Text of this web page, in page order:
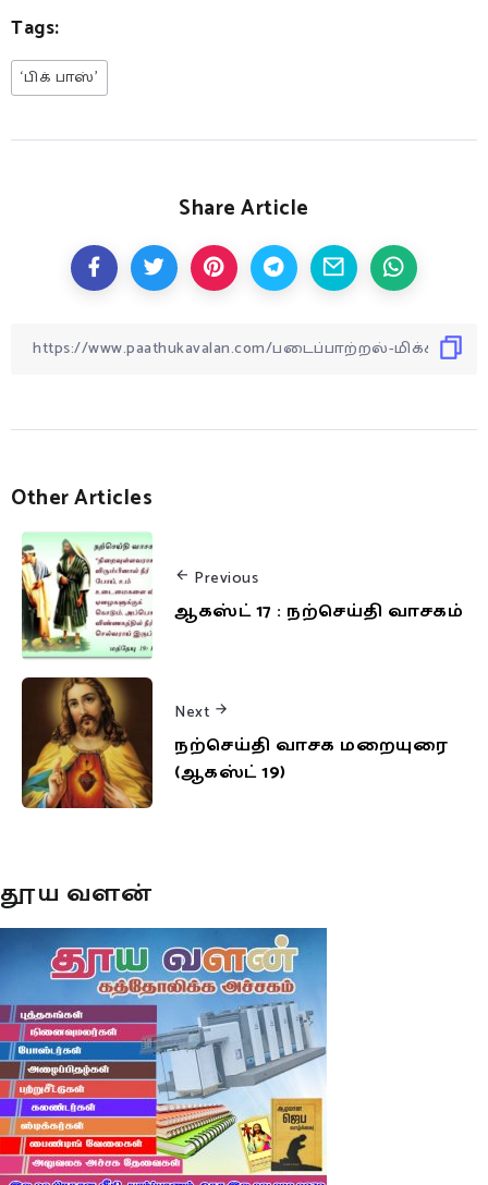
Tags:
‘பிக் பாஸ்’
Share Article
Other Articles
Previous
ஆகஸ்ட் 17 : நற்செய்தி வாசகம்
Next
நற்செய்தி வாசக மறையுரை
(ஆகஸ்ட் 19)
தூய வளன்